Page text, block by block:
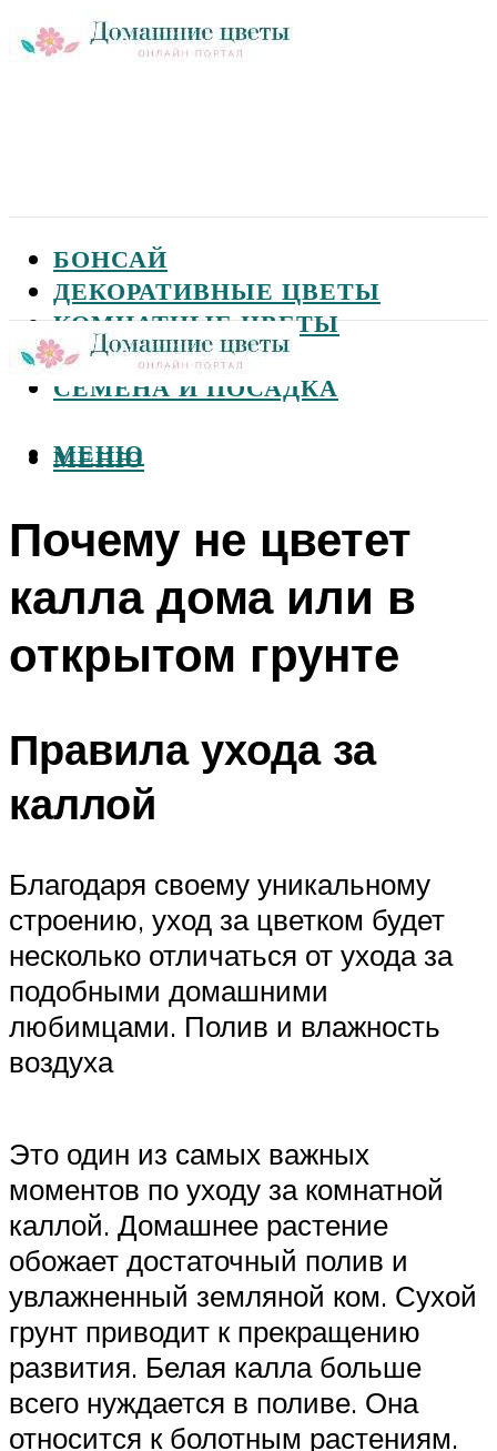
БОНСАЙ
ДЕКОРАТИВНЫЕ ЦВЕТЫ
КОМНАТНЫЕ ЦВЕТЫ
САДОВЫЕ ЦВЕТЫ
СЕМЕНА И ПОСАДКА
МЕНЮ
МЕНЮ
Почему не цветет
калла дома или в
открытом грунте
Правила ухода за
каллой
Благодаря своему уникальному
строению, уход за цветком будет
несколько отличаться от ухода за
подобными домашними
любимцами. Полив и влажность
воздуха
Это один из самых важных
моментов по уходу за комнатной
каллой. Домашнее растение
обожает достаточный полив и
увлажненный земляной ком. Сухой
грунт приводит к прекращению
развития. Белая калла больше
всего нуждается в поливе. Она
относится к болотным растениям.